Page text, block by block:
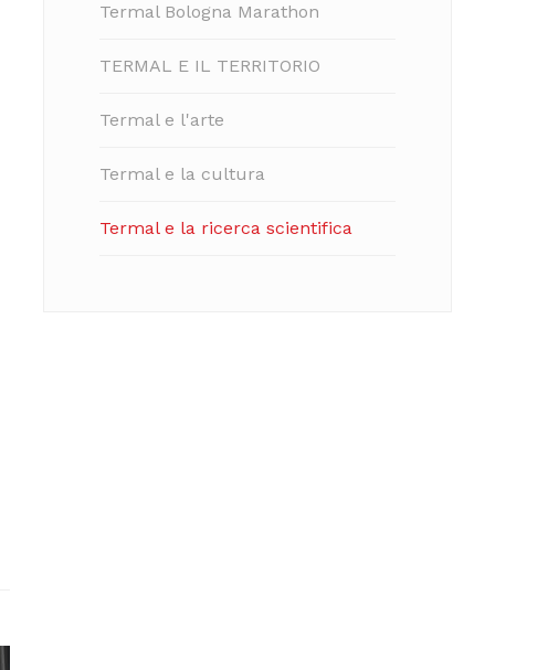
Termal Bologna Marathon
TERMAL E IL TERRITORIO
Termal e l'arte
Termal e la cultura
Termal e la ricerca scientifica